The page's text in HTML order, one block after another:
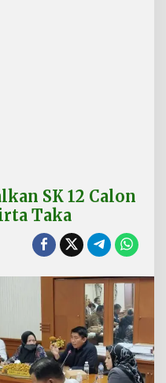
SK 12 Calon
Taka